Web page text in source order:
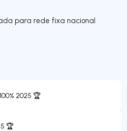
para rede fixa nacional
2025 🏆
🏆